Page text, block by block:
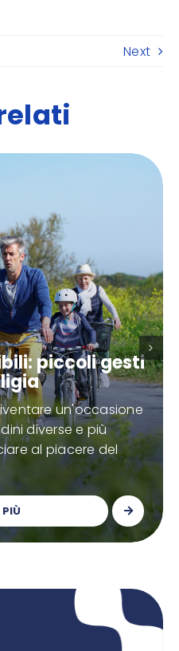
Next
piccoli gesti
un'occasione
diverse e più
al piacere del